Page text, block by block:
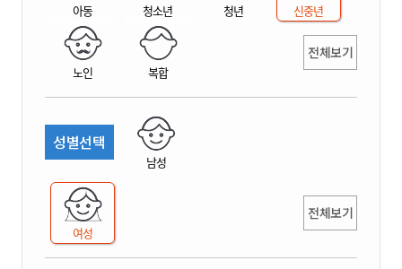
아동 청소년 청년 신중년
노인 복합
전체보기
성별선택
남성
여성
전체보기